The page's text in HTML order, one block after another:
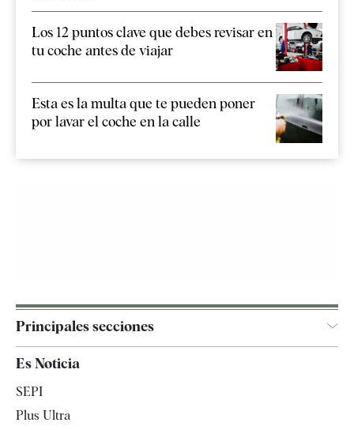
Los 12 puntos clave que debes revisar en
tu coche antes de viajar
Esta es la multa que te pueden poner
por lavar el coche en la calle
Principales secciones
Es Noticia
SEPI
Plus Ultra